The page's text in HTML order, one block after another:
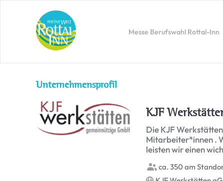
Messe Berufswahl Rottal-Inn
Unternehmensprofil
KJF
Die KJF
Mitarbeiter*innen .
leisten wir einen
ca. 350 am